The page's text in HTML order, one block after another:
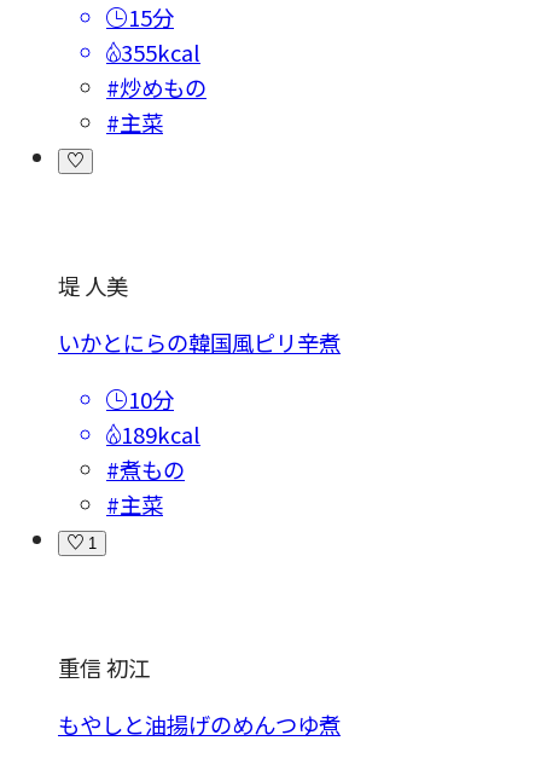
15分
355kcal
#炒めもの
#主菜
堤 人美
いかとにらの韓国風ピリ辛煮
10分
189kcal
#煮もの
#主菜
1
重信 初江
もやしと油揚げのめんつゆ煮